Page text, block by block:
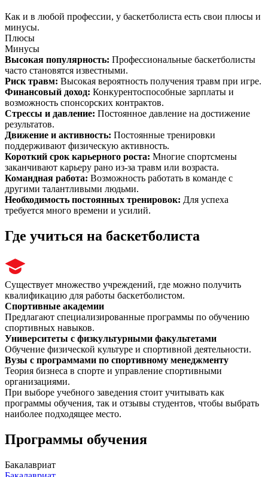
Как и в любой профессии, у баскетболиста есть свои плюсы и
минусы.
Плюсы
Минусы
Высокая популярность: Профессиональные баскетболисты
часто становятся известными.
Риск травм: Высокая вероятность получения травм при игре.
Финансовый доход: Конкурентоспособные зарплаты и
возможность спонсорских контрактов.
Стрессы и давление: Постоянное давление на достижение
результатов.
Движение и активность: Постоянные тренировки
поддерживают физическую активность.
Короткий срок карьерного роста: Многие спортсмены
заканчивают карьеру рано из-за травм или возраста.
Командная работа: Возможность работать в команде с
другими талантливыми людьми.
Необходимость постоянных тренировок: Для успеха
требуется много времени и усилий.
Где учиться на баскетболиста
Существует множество учреждений, где можно получить
квалификацию для работы баскетболистом.
Спортивные академии
Предлагают специализированные программы по обучению
спортивных навыков.
Университеты с физкультурными факультетами
Обучение физической культуре и спортивной деятельности.
Вузы с программами по спортивному менеджменту
Теория бизнеса в спорте и управление спортивными
организациями.
При выборе учебного заведения стоит учитывать как
программы обучения, так и отзывы студентов, чтобы выбрать
наиболее подходящее место.
Программы обучения
Бакалавриат